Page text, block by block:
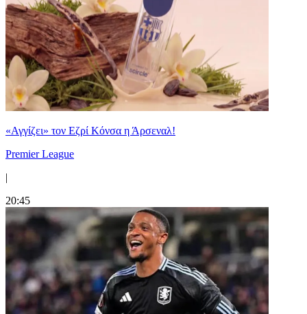
«Αγγίζει» τον Εζρί Κόνσα η Άρσεναλ!
Premier League
|
20:45